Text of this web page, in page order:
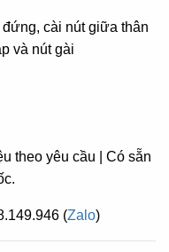
cài nút giữa thân
và nút gài
theo yêu cầu | Có sẵn
(Zalo)